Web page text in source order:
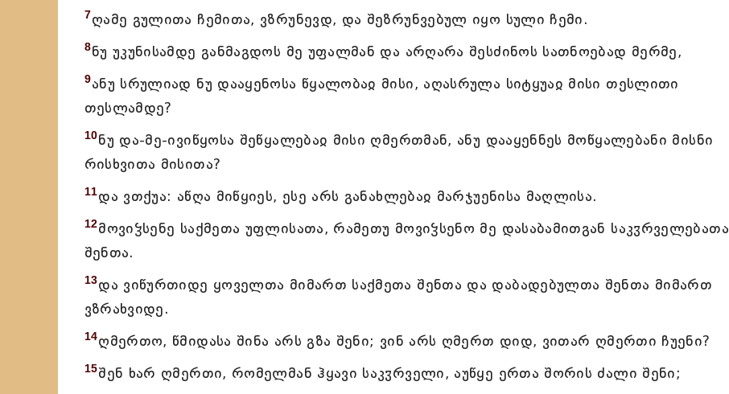
7ღამე გულითა ჩემითა, ვზრუნევდ, და შეზრუნვებულ იყო სული ჩემი.
8ნუ უკუნისამდე განმაგდოს მე უფალმან და არღარა შესძინოს სათნოებად მერმე,
9ანუ სრულიად ნუ დააყენოსა წყალობაჲ მისი, აღასრულა სიტყუაჲ მისი თესლითი
თესლამდე?
10ნუ და-მე-ივიწყოსა შეწყალებაჲ მისი ღმერთმან, ანუ დააყენნეს მოწყალებანი მისნი
რისხვითა მისითა?
11და ვთქუა: აწღა მიწყიეს, ესე არს განახლებაჲ მარჯუენისა მაღლისა.
12მოვიჴსენე საქმეთა უფლისათა, რამეთუ მოვიჴსენო მე დასაბამითგან საკჳრველებათა
შენთა.
13და ვიწურთიდე ყოველთა მიმართ საქმეთა შენთა და დაბადებულთა შენთა მიმართ
ვზრახვიდე.
14ღმერთო, წმიდასა შინა არს გზა შენი; ვინ არს ღმერთ დიდ, ვითარ ღმერთი ჩუენი?
15შენ ხარ ღმერთი, რომელმან ჰყავი საკჳრველი, აუწყე ერთა შორის ძალი შენი;